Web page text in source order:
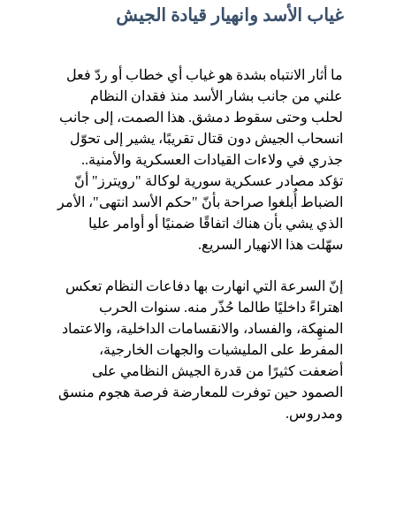
غياب الأسد وانهيار قيادة الجيش
ما أثار الانتباه بشدة هو غياب أي خطاب أو ردّ فعل
علني من جانب بشار الأسد منذ فقدان النظام
لحلب وحتى سقوط دمشق. هذا الصمت، إلى جانب
انسحاب الجيش دون قتال تقريبًا، يشير إلى تحوّل
جذري في ولاءات القيادات العسكرية والأمنية..
تؤكد مصادر عسكرية سورية لوكالة "رويترز" أنّ
الضباط أُبلغوا صراحة بأنّ "حكم الأسد انتهى"، الأمر
الذي يشي بأن هناك اتفاقًا ضمنيًا أو أوامر عليا
سهّلت هذا الانهيار السريع.
إنّ السرعة التي انهارت بها دفاعات النظام تعكس
اهتراءً داخليًا طالما حُذّر منه. سنوات الحرب
المنهِكة، والفساد، والانقسامات الداخلية، والاعتماد
المفرط على المليشيات والجهات الخارجية،
أضعفت كثيرًا من قدرة الجيش النظامي على
الصمود حين توفرت للمعارضة فرصة هجوم منسق
ومدروس.